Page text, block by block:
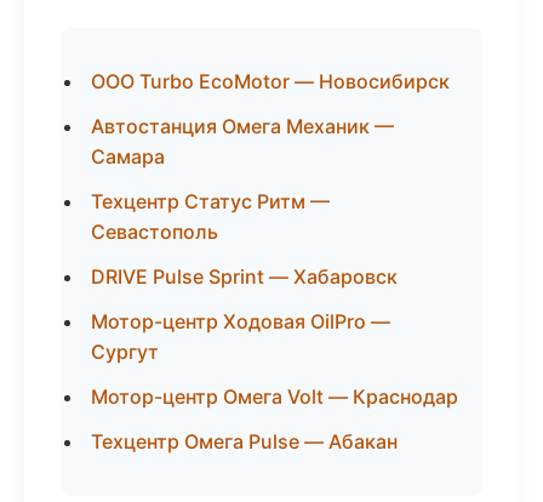
ООО Turbo EcoMotor — Новосибирск
Автостанция Омега Механик —
Самара
Техцентр Статус Ритм —
Севастополь
DRIVE Pulse Sprint — Хабаровск
Мотор-центр Ходовая OilPro —
Сургут
Мотор-центр Омега Volt — Краснодар
Техцентр Омега Pulse — Абакан